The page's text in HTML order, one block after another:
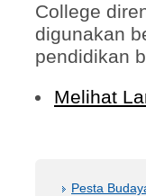
College
digunakan
pendidikan
Melihat
Pesta